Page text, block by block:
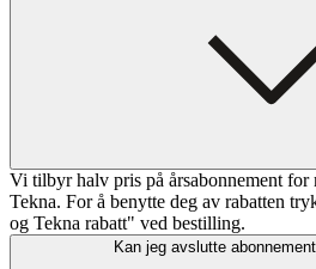
Vi tilbyr halv pris på årsabonnement
Tekna. For å benytte deg av rabatten
og Tekna rabatt" ved bestilling.
Kan jeg avslutte